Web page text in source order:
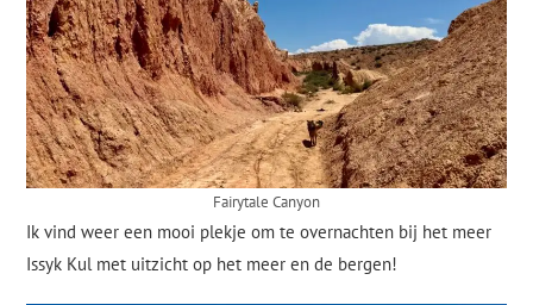
Fairytale Canyon
Ik vind weer een mooi plekje om te overnachten bij het meer
Issyk Kul met uitzicht op het meer en de bergen!